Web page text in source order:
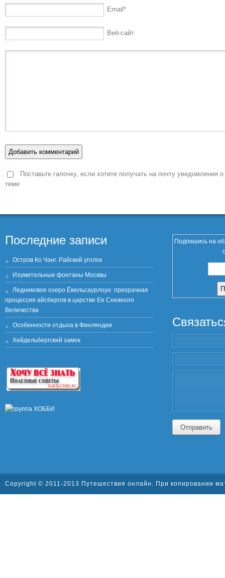
Email *
Веб-сайт
Поставьте галочку, если хотите получать на почту уведомления
теме
Последние записи
Остров Ко Чанг. Райский уголок
Изумительные фонтаны Москвы
Ледниковое озеро Ёкюльсаурлоун: призрачная
процессия айсбергов в царстве Ее Снежного
Величества
Особенности отдыха в Финляндии
Хейдельбергский замок
Подпишись на
Отправить
Copyright © 2011-2013 Путешествия онлайн. При копировании